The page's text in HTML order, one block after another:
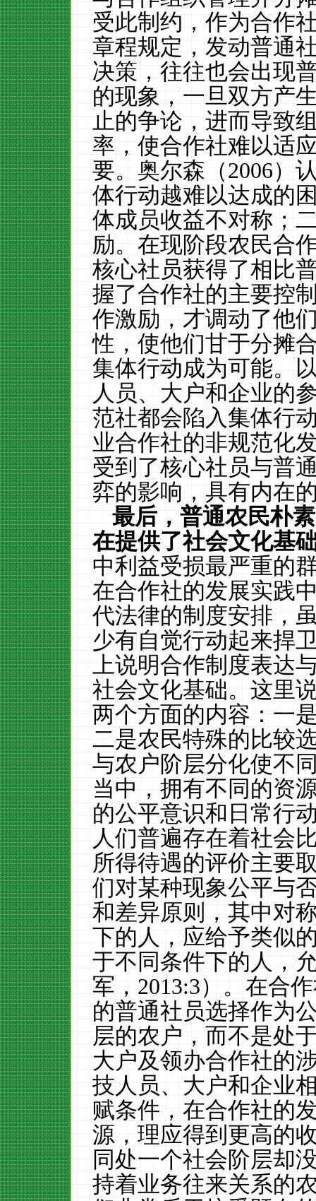
受此制约，作为合作
章程规定，发动普通
决策，往往也会出现
的现象，一旦双方产
止的争论，进而导致
率，使合作社难以适
要。奥尔森（2006）
体行动越难以达成的
体成员收益不对称；
励。在现阶段农民合
核心社员获得了相比
握了合作社的主要控
作激励，才调动了他
性，使他们甘于分摊
集体行动成为可能。
人员、大户和企业的
范社都会陷入集体行
业合作社的非规范化
受到了核心社员与普
弈的影响，具有内在
最后，普通农民朴
在提供了社会文化基
中利益受损最严重的
在合作社的发展实践
代法律的制度安排，
少有自觉行动起来捍
上说明合作制度表达
社会文化基础。这里
两个方面的内容：一
二是农民特殊的比较
与农户阶层分化使不
当中，拥有不同的资
的公平意识和日常行
人们普遍存在着社会
所得待遇的评价主要
们对某种现象公平与
和差异原则，其中对
下的人，应给予类似
于不同条件下的人，
军，2013:3）。在合
的普通社员选择作为
层的农户，而不是处
大户及领办合作社的
技人员、大户和企业
赋条件，在合作社的
源，理应得到更高的
同处一个社会阶层却
持着业务往来关系的